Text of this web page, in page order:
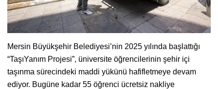
Mersin Büyükşehir Belediyesi’nin 2025 yılında başlattığı
“TaşıYanım Projesi”, üniversite öğrencilerinin şehir içi
taşınma sürecindeki maddi yükünü hafifletmeye devam
ediyor. Bugüne kadar 55 öğrenci ücretsiz nakliye